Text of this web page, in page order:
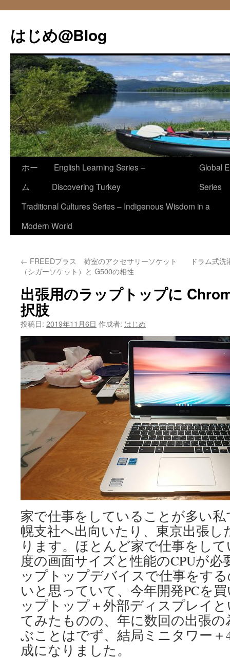
テ
ン
へ
ス
キ
ッ
プ
はじめ@Blog
ホー
ム
English Learning Series –
Discovering Turkey
Global
Series
Traditional Cultures Series – Indigenous Wisdom in a
Modern World
← FREEDプラス 荷室のアクセサリーソケット
（シガーソケット）と G500の相性
ドラム式
出張用のラップトップに
択肢
投稿日: 2019年11月6日 作成者: はじめ
家で仕事をしていることが多い
幌支社へ出向いたり、東京出張
ります。ほとんど家で仕事をし
度の画面サイズと性能のCPUが
ップトップデバイスで仕事をす
いと思っていて、今年開発PCを
ップトップ＋外部ディスプレイ
てみたものの、年に数回の出張
ぶことはでず、結局ミニタワー
成になりました。